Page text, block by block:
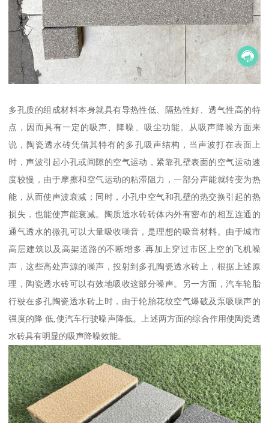
多孔质的组成材料本身就具有导热性低、隔热性好、透气性高的特
点，因而具有一定的吸声、降噪、吸尘功能。从吸声降噪方面来
说，陶瓷透水砖凭借其特有的多孔吸声结构，当声波打在表面上
时，声波引起小孔或间隙的空气运动，紧靠孔壁表面的空气运动速
度较慢，由于摩擦和空气运动的粘滞阻力，一部分声能就转变为热
能，从而使声波衰减；同时，小孔中空气和孔壁的热交换引起的热
损失，也能使声能衰减。陶质透水砖砖体内外有密布的相互连通的
通气透水的微孔可以大量吸收噪音，是理想的吸音材料。由于城市
高层建筑以及高架道路的不断增多.再加上穿过市区上空的飞机噪
声，这些高处声源的噪声，投射到多孔陶瓷透水砖上，根据上述原
理，陶瓷透水砖可以有效地吸收这部分噪声。另一方面，汽车轮胎
行驶在多孔陶瓷透水砖上时，由于轮胎花纹空气爆破及泵吸噪声的
强度的降 低,使汽车行驶噪声降低。上述两方面的综合作用使陶瓷透
水砖具有明显的吸声降噪效能。